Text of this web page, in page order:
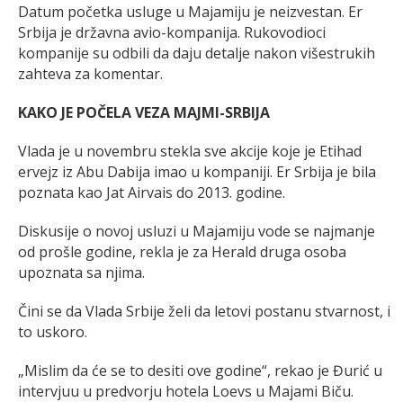
Datum početka usluge u Majamiju je neizvestan. Er
Srbija je državna avio-kompanija. Rukovodioci
kompanije su odbili da daju detalje nakon višestrukih
zahteva za komentar.
KAKO JE POČELA VEZA MAJMI-SRBIJA
Vlada je u novembru stekla sve akcije koje je Etihad
ervejz iz Abu Dabija imao u kompaniji. Er Srbija je bila
poznata kao Jat Airvais do 2013. godine.
Diskusije o novoj usluzi u Majamiju vode se najmanje
od prošle godine, rekla je za Herald druga osoba
upoznata sa njima.
Čini se da Vlada Srbije želi da letovi postanu stvarnost, i
to uskoro.
„Mislim da će se to desiti ove godine“, rekao je Đurić u
intervjuu u predvorju hotela Loevs u Majami Biču.